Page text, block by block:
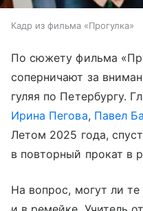
Кадр из фильма «Прогулка»
По сюжету фильма
соперничают за
гуляя по Петербургу.
Ирина Пегова, Павел
Летом 2025 года,
в повторный прокат в
На вопрос, могут ли